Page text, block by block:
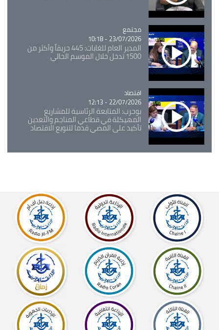
Catégorie
مجتمع
23/07/2026 - 10:18
المدير العام للغابات: 445 حريقاً وأكثر من
1500 تدخل خلال الموسم الحالي
Catégorie
اقتصاد
22/07/2026 - 12:13
بوحرب: المتابعة الرئاسية للمشاريع
المهيكلة في قطاعي المناجم والتعدين
تأكيد على المضي قدما لتنويع الاقتصاد